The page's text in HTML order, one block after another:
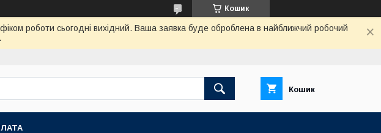
Кошик
роботи сьогодні вихідний. Ваша заявка буде оброблена в найближчий робочий
Кошик